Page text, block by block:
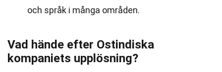
och språk i många områden.
Vad hände efter Ostindiska
kompaniets upplösning?